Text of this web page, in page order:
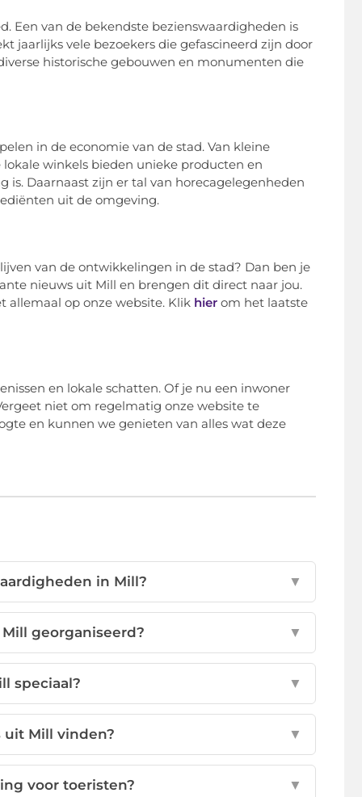
Een van de bekendste bezienswaardigheden is
jaarlijks vele bezoekers die gefascineerd zijn door
historische gebouwen en monumenten die
in de economie van de stad. Van kleine
winkels bieden unieke producten en
is. Daarnaast zijn er tal van horecagelegenheden
uit de omgeving.
van de ontwikkelingen in de stad? Dan ben je
nieuws uit Mill en brengen dit direct naar jou.
allemaal op onze website. Klik hier om het laatste
en lokale schatten. Of je nu een inwoner
niet om regelmatig onze website te
en kunnen we genieten van alles wat deze
in Mill? ▼
georganiseerd? ▼
speciaal? ▼
uit Mill vinden? ▼
voor toeristen? ▼